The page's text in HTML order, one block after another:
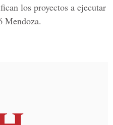
los proyectos a ejecutar
Mendoza.